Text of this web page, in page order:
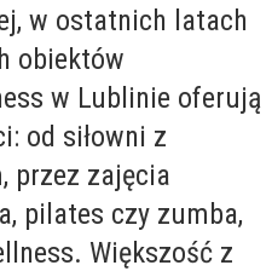
w ostatnich latach
obiektów
w Lublinie oferują
od siłowni z
przez zajęcia
pilates czy zumba,
Większość z